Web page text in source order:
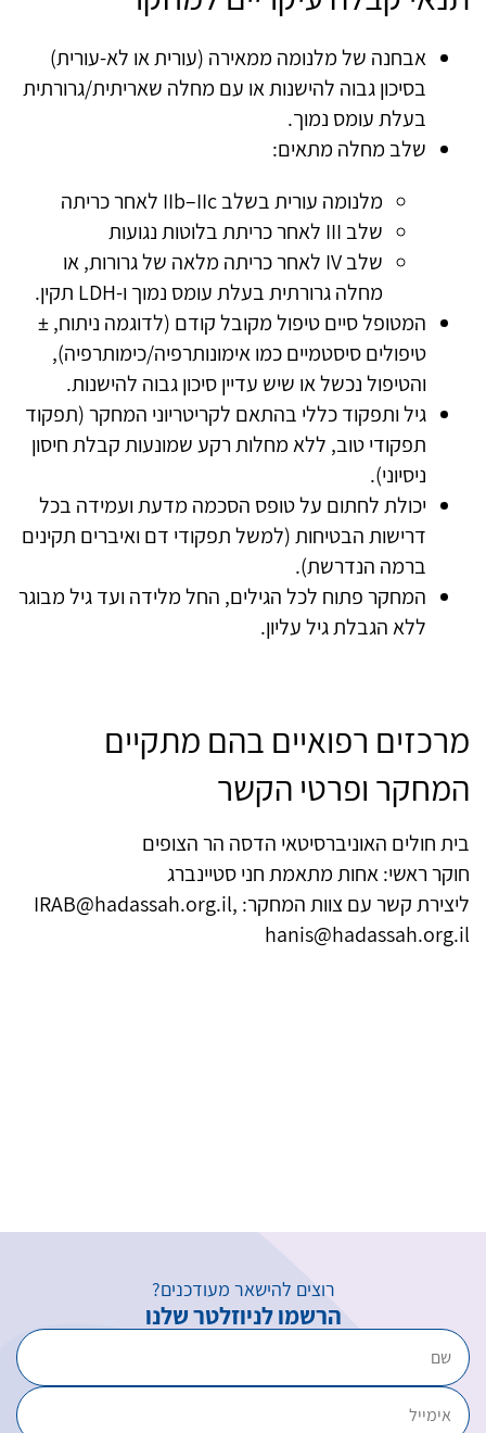
אבחנה של מלנומה ממאירה (עורית או לא‑עורית)
בסיכון גבוה להישנות או עם מחלה שאריתית/גרורתית
בעלת עומס נמוך.
שלב מחלה מתאים:
מלנומה עורית בשלב IIb–IIc לאחר כריתה
שלב III לאחר כריתת בלוטות נגועות
שלב IV לאחר כריתה מלאה של גרורות, או
מחלה גרורתית בעלת עומס נמוך ו‑LDH תקין.
המטופל סיים טיפול מקובל קודם (לדוגמה ניתוח, ±
טיפולים סיסטמיים כמו אימונותרפיה/כימותרפיה),
והטיפול נכשל או שיש עדיין סיכון גבוה להישנות.
גיל ותפקוד כללי בהתאם לקריטריוני המחקר (תפקוד
תפקודי טוב, ללא מחלות רקע שמונעות קבלת חיסון
ניסיוני).
יכולת לחתום על טופס הסכמה מדעת ועמידה בכל
דרישות הבטיחות (למשל תפקודי דם ואיברים תקינים
ברמה הנדרשת).
המחקר פתוח לכל הגילים, החל מלידה ועד גיל מבוגר
ללא הגבלת גיל עליון.
מרכזים רפואיים בהם מתקיים
המחקר ופרטי הקשר
בית חולים האוניברסיטאי הדסה הר הצופים
חוקר ראשי: אחות מתאמת חני סטיינברג
ליצירת קשר עם צוות המחקר: IRAB@hadassah.org.il,
hanis@hadassah.org.il
רוצים להישאר מעודכנים?
הרשמו לניוזלטר שלנו